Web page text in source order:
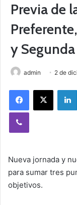
Previa de
y
admin 2 de
Nueva jornada y
para sumar tres
objetivos.